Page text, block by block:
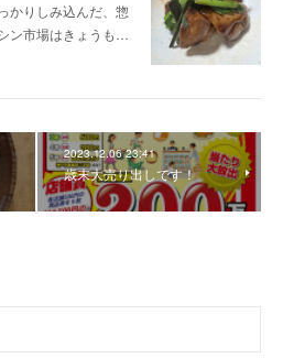
かりしみ込んだ、惣
ン市場はきょうも…
2023.12.06 23:41
歳末大売り出しです！